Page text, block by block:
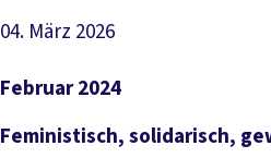
04. März 2026
Artikel lesen
Februar 2024
Feministisch, solidarisch,